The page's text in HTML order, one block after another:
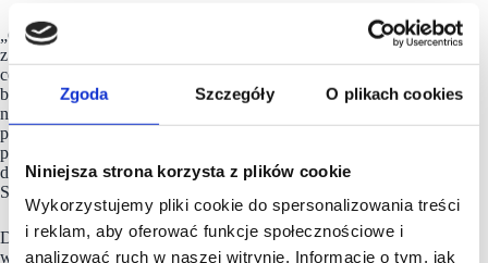
Zgoda Szczegóły O plikach cookies
Niniejsza strona korzysta z plików cookie
Wykorzystujemy pliki cookie do spersonalizowania treści
i reklam, aby oferować funkcje społecznościowe i
analizować ruch w naszej witrynie. Informacje o tym, jak
„Cieszymy się, że
jest jednym
z najpopularniejszych tego typu obiektów na Pomorzu,
co ma bezpośrednie odzwierciedlenie w decyzjach
biznesowych nowych najemców. Jesteśmy otwarci
na niestandardowe projekty marketingowe, a marka RRmoto
poza ofertą handlową wnosi wiele aktywności wspierających
proces sprzedażowy. Dołączenie firmy do grona najemców jest
dla nas pozytywną informacją zwrotną” – podsumowuje Marek
Skoczylas, przedstawiciel spółki GRP, właściciela
Duża powierzchnia sklepu pozwoli RRmoto na stworzenie stref
wypoczynkowych dla motocyklistów oraz poszerzenie